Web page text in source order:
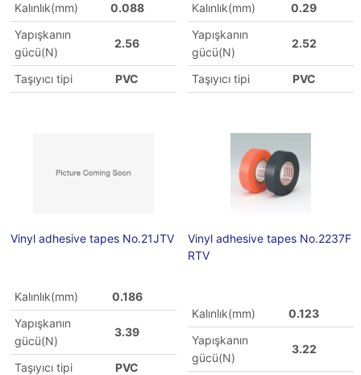
Kalınlık(mm)
0.088
Yapışkanın
gücü(N)
2.56
Taşıyıcı tipi PVC
Kalınlık(mm)
0.29
Yapışkanın
gücü(N)
2.52
Taşıyıcı tipi PVC
Vinyl adhesive tapes No.21JTV
Kalınlık(mm)
0.186
Yapışkanın
gücü(N)
3.39
Taşıyıcı tipi PVC
Vinyl adhesive tapes No.2237F
RTV
Kalınlık(mm)
0.123
Yapışkanın
gücü(N)
3.22